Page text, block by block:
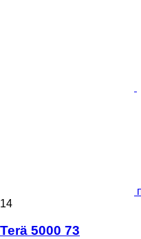
14
Terä 5000 73